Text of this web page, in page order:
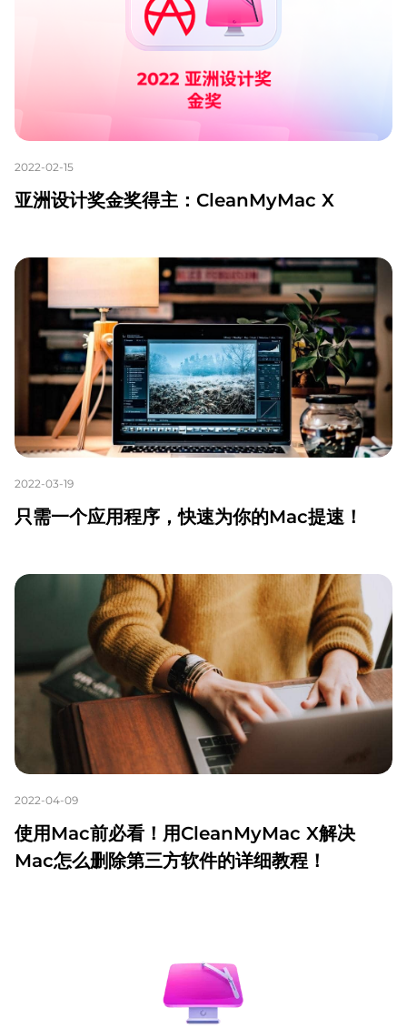
2022-02-15
亚洲设计奖金奖得主：CleanMyMac X
2022-03-19
只需一个应用程序，快速为你的Mac提速！
2022-04-09
使用Mac前必看！用CleanMyMac X解决
Mac怎么删除第三方软件的详细教程！